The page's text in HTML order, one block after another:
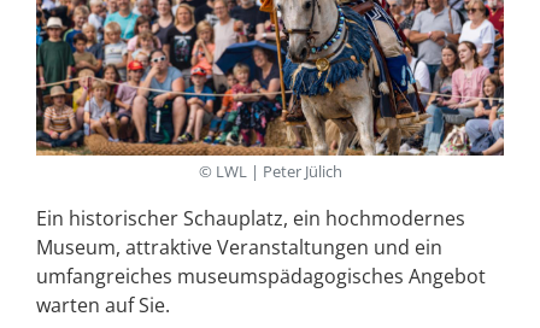
© LWL | Peter Jülich
Ein historischer Schauplatz, ein hochmodernes
Museum, attraktive Veranstaltungen und ein
umfangreiches museumspädagogisches Angebot
warten auf Sie.